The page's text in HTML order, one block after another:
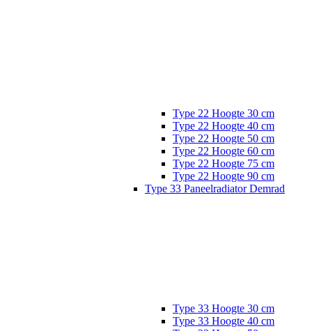
Type 22 Hoogte 30 cm
Type 22 Hoogte 40 cm
Type 22 Hoogte 50 cm
Type 22 Hoogte 60 cm
Type 22 Hoogte 75 cm
Type 22 Hoogte 90 cm
Type 33 Paneelradiator Demrad
Type 33 Hoogte 30 cm
Type 33 Hoogte 40 cm